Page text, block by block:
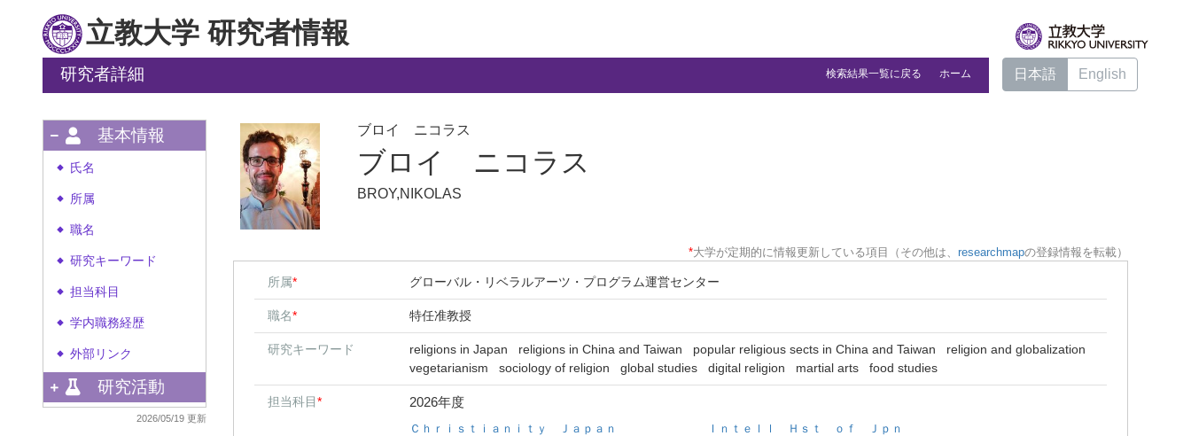
立教大学 研究者情報
研究者詳細 検索結果一覧に戻る ホーム 日本語 English
基本情報
◆ 氏名
◆ 所属
◆ 職名
◆ 研究キーワード
◆ 担当科目
◆ 学内職務経歴
◆ 外部リンク
研究活動
2026/05/19 更新
ブロイ ニコラス
ブロイ ニコラス
BROY,NIKOLAS
*大学が定期的に情報更新している項目（その他は、 researchmapの登録情報を転載）
所属* グローバル・リベラルアーツ・プログラム運営センター
職名* 特任准教授
研究キーワード religions in Japan religions in China and Taiwan popular religious sects in China and Taiwan
religion and globalization
vegetarianism
sociology of religion global studies digital religion martial arts food studies
担当科目* 2026年度
Ｃｈｒｉｓｔｉａｎｉｔｙ Ｊａｐａｎ
Ｉｎｔｅｌｌ Ｈｓｔ ｏｆ Ｊｐｎ